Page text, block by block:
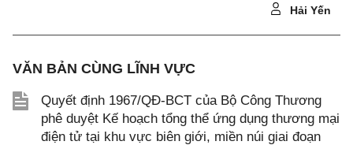
Hải Yến
VĂN BẢN CÙNG LĨNH VỰC
Quyết định 1967/QĐ-BCT của Bộ Công Thương
phê duyệt Kế hoạch tổng thể ứng dụng thương mại
điện tử tại khu vực biên giới, miền núi giai đoạn